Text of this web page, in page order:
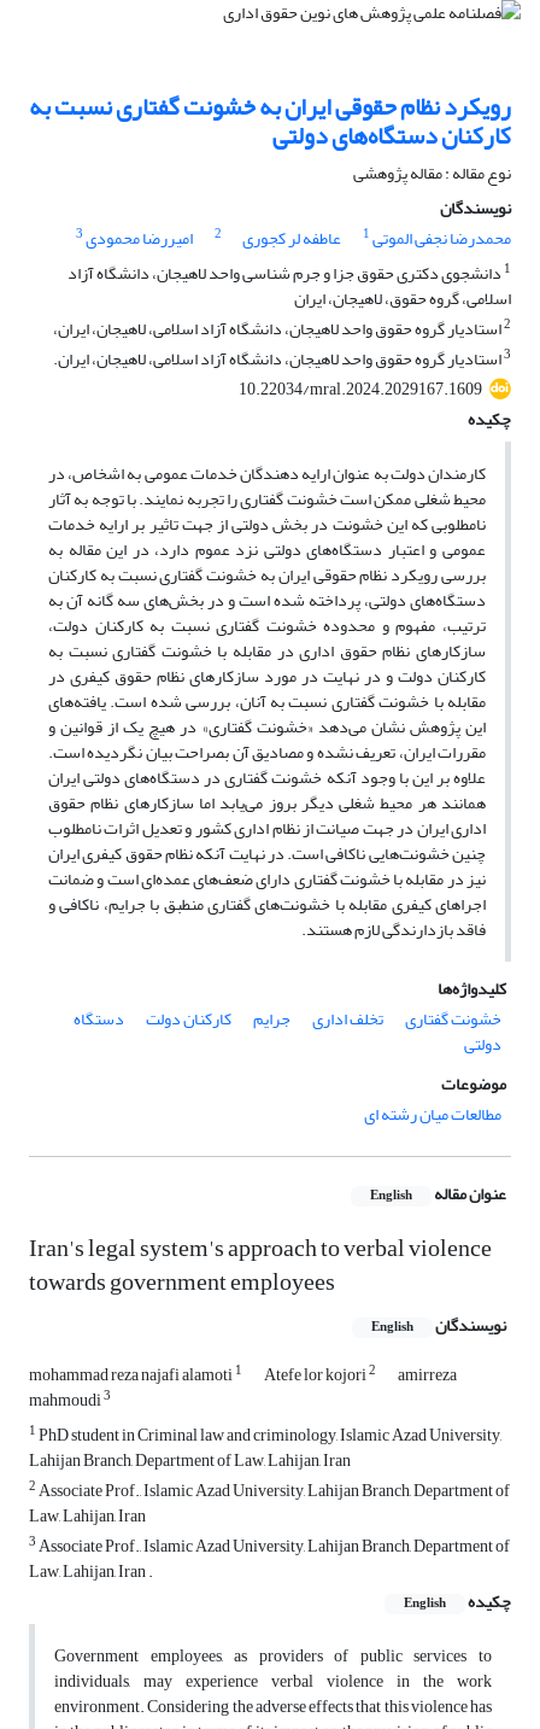
رویکرد نظام حقوقی ایران به خشونت گفتاری نسبت به
کارکنان دستگاه‌های دولتی
نوع مقاله : مقاله پژوهشی
نویسندگان
محمدرضا نجفی الموتی1 عاطفه لر کجوری 2 امیررضا محمودی3
1 دانشجوی دکتری حقوق جزا و جرم شناسی واحد لاهیجان، دانشگاه آزاد
اسلامی، گروه حقوق، لاهیجان، ایران
2استادیار گروه حقوق واحد لاهیجان، دانشگاه آزاد اسلامی، لاهیجان، ایران،
3استادیار گروه حقوق واحد لاهیجان، دانشگاه آزاد اسلامی، لاهیجان، ایران.
10.22034/mral.2024.2029167.1609
چکیده
کارمندان دولت به عنوان ارایه دهندگان خدمات عمومی به اشخاص، در
محیط شغلی ممکن است خشونت گفتاری را تجربه نمایند. با توجه به آثار
نامطلوبی که این خشونت در بخش دولتی از جهت تاثیر بر ارایه خدمات
عمومی و اعتبار دستگاه‌های دولتی نزد عموم دارد، در این مقاله به
بررسی رویکرد نظام حقوقی ایران به خشونت گفتاری نسبت به کارکنان
دستگاه‌های دولتی، پرداخته شده است و در بخش‌های سه گانه آن به
ترتیب، مفهوم و محدوده خشونت گفتاری نسبت به کارکنان دولت،
سازکارهای نظام حقوق اداری در مقابله با خشونت گفتاری نسبت به
کارکنان دولت و در نهایت در مورد سازکارهای نظام حقوق کیفری در
مقابله با خشونت گفتاری نسبت به آنان، بررسی شده است. یافته‌های
این پژوهش نشان می‌دهد «خشونت گفتاری» در هیچ یک از قوانین و
مقررات ایران، تعریف نشده و مصادیق آن بصراحت بیان نگردیده است.
علاوه بر این با وجود آنکه خشونت گفتاری در دستگاه‌های دولتی ایران
همانند هر محیط شغلی دیگر بروز می‌یابد اما سازکارهای نظام حقوق
اداری ایران در جهت صیانت از نظام اداری کشور و تعدیل اثرات نامطلوب
چنین خشونت‌هایی ناکافی است. در نهایت آنکه نظام حقوق کیفری ایران
نیز در مقابله با خشونت گفتاری دارای ضعف‌های عمده‌ای است و ضمانت
اجراهای کیفری مقابله با خشونت‌های گفتاری منطبق با جرایم، ناکافی و
فاقد بازدارندگی لازم هستند.
کلیدواژه‌ها
خشونت گفتاری
تخلف اداری جرایم کارکنان دولت دستگاه
دولتی
موضوعات
مطالعات میان رشته ای
عنوان مقاله English
Iran's legal system's approach to verbal violence
towards government employees
نویسندگان English
mohammad reza najafi alamoti1 Atefe lor kojori2 amirreza
mahmoudi3
1PhD student in Criminal law and criminology, Islamic Azad University,
Lahijan Branch, Department of Law, Lahijan, Iran
2Associate Prof., Islamic Azad University, Lahijan Branch, Department of
Law, Lahijan, Iran
3Associate Prof., Islamic Azad University, Lahijan Branch, Department of
Law, Lahijan, Iran .
چکیده
English
Government employees, as providers of public services to
individuals, may experience verbal violence in the work
environment. Considering the adverse effects that this violence has